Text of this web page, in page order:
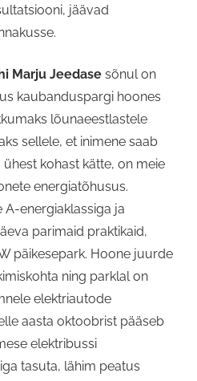
jäävad
Marju Jeedase sõnul on
kaubanduspargi hoones
lõunaeestlastele
sellele, et inimene saab
kohast kätte, on meie
energiatõhusus.
energiaklassiga ja
parimaid praktikaid,
päikesepark. Hoone juurde
ning parklal on
elektriautode
aasta oktoobrist pääseb
elektribussi
tasuta, lähim peatus